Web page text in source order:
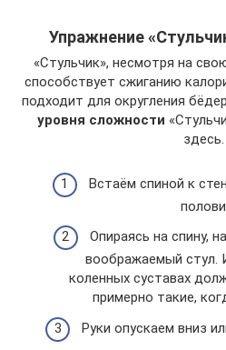
Упражнение
«Стульчик», несмотря на
способствует сжиганию
подходит для округления
уровня сложности
здесь.
Встаём спиной к
Опираясь на спину,
воображаемый стул.
коленных суставах
примерно такие,
Руки опускаем вниз